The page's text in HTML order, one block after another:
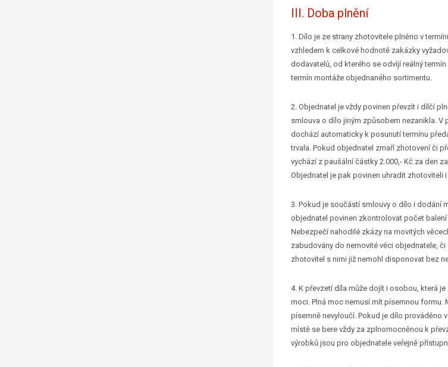
III. Doba plnění
1. Dílo je ze strany zhotovitele plněno v
vzhledem k celkové hodnotě zakázky
dodavatelů, od kterého se odvíjí reálný
termín montáže objednaného sortimentu.
2. Objednatel je vždy povinen převzít i dílčí
smlouva o dílo jiným způsobem nezanikla.
dochází automaticky k posunutí termínu
trvala. Pokud objednatel zmaří zhotovení či
vychází z paušální částky 2.000,- Kč za den
Objednatel je pak povinen uhradit
3. Pokud je součástí smlouvy o dílo i dodání
objednatel povinen zkontrolovat počet
Nebezpečí nahodilé zkázy na movitých
zabudovány do nemovité věci objednatele,
zhotovitel s nimi již nemohl disponovat bez
4. K převzetí díla může dojít i osobou, která
moci. Plná moc nemusí mít písemnou
písemně nevyloučí. Pokud je dílo prováděno
místě se bere vždy za zplnomocněnou k
výrobků jsou pro objednatele veřejně